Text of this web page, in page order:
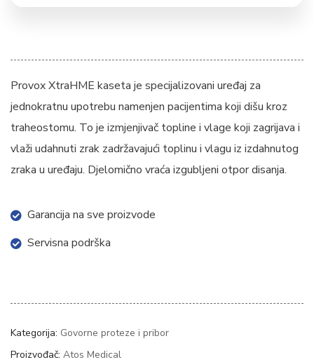
Provox XtraHME kaseta je specijalizovani uređaj za
jednokratnu upotrebu namenjen pacijentima koji dišu kroz
traheostomu. To je izmjenjivač topline i vlage koji zagrijava i
vlaži udahnuti zrak zadržavajući toplinu i vlagu iz izdahnutog
zraka u uređaju. Djelomično vraća izgubljeni otpor disanja.
Garancija na sve proizvode
Servisna podrška
Kategorija: Govorne proteze i pribor
Proizvođač: Atos Medical